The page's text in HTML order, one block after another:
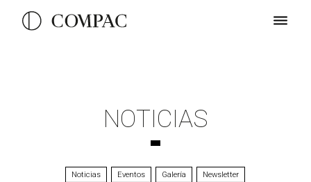
NOTICIAS
Noticias Eventos Galería Newsletter